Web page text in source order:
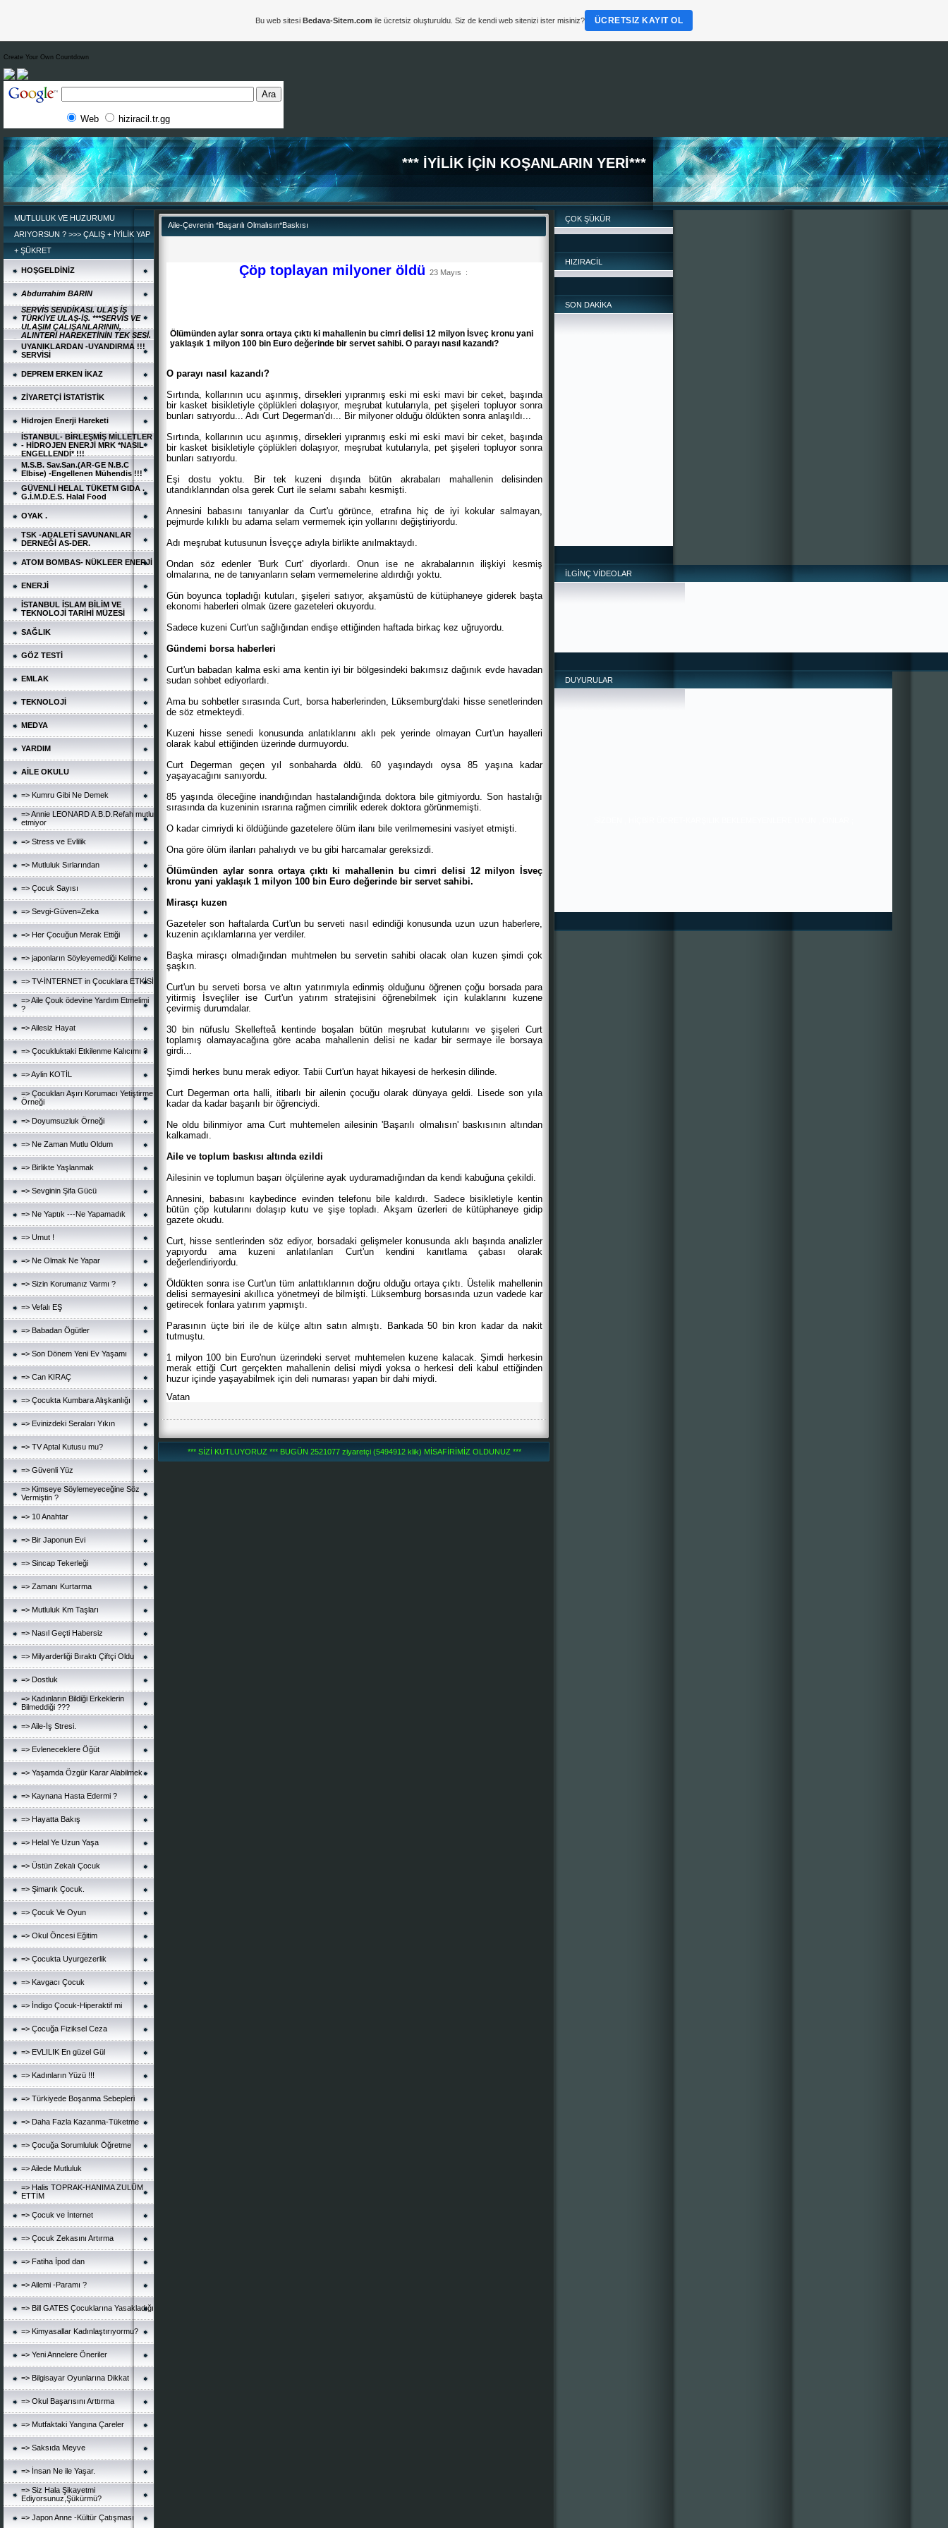
Create Your Own Countdown
Web hiziracil.tr.gg
*** İYİLİK İÇİN KOŞANLARIN YERİ***
MUTLULUK VE HUZURUMU
ARIYORSUN ? >>> ÇALIŞ + İYİLİK YAP
+ ŞÜKRET
HOŞGELDİNİZ
Abdurrahim BARIN
SERVİS SENDİKASI. ULAŞ İŞ
TÜRKİYE ULAŞ-İŞ. ***SERVİS VE
ULAŞIM ÇALIŞANLARININ,
ALINTERİ HAREKETİNİN TEK SESİ.
UYANIKLARDAN -UYANDIRMA !!!
SERVİSİ
DEPREM ERKEN İKAZ
ZİYARETÇİ İSTATİSTİK
Hidrojen Enerji Hareketi
İSTANBUL- BİRLEŞMİŞ MİLLETLER
- HİDROJEN ENERJİ MRK *NASIL
ENGELLENDİ* !!!
M.S.B. Sav.San.(AR-GE N.B.C
Elbise) -Engellenen Mühendis !!!
GÜVENLİ HELAL TÜKETM GIDA .
G.İ.M.D.E.S. Halal Food
OYAK .
TSK -ADALETİ SAVUNANLAR
DERNEĞİ AS-DER.
ATOM BOMBAS- NÜKLEER ENERJİ
ENERJİ
İSTANBUL İSLAM BİLİM VE
TEKNOLOJİ TARİHİ MÜZESİ
SAĞLIK
GÖZ TESTİ
EMLAK
TEKNOLOJİ
MEDYA
YARDIM
AİLE OKULU
=> Kumru Gibi Ne Demek
=> Annie LEONARD A.B.D.Refah mutlu
etmiyor
=> Stress ve Evlilik
=> Mutluluk Sırlarından
=> Çocuk Sayısı
=> Sevgi-Güven=Zeka
=> Her Çocuğun Merak Ettiği
=> japonların Söyleyemediği Kelime
=> TV-İNTERNET in Çocuklara ETKİSİ
=> Aile Çouk ödevine Yardım Etmelimi
?
=> Ailesiz Hayat
=> Çocukluktaki Etkilenme Kalıcımı ?
=> Aylin KOTİL
=> Çocukları Aşırı Korumacı Yetiştirme
Örneği
=> Doyumsuzluk Örneği
=> Ne Zaman Mutlu Oldum
=> Birlikte Yaşlanmak
=> Sevginin Şifa Gücü
=> Ne Yaptık ---Ne Yapamadık
=> Umut !
=> Ne Olmak Ne Yapar
=> Sizin Korumanız Varmı ?
=> Vefalı EŞ
=> Babadan Ögütler
=> Son Dönem Yeni Ev Yaşamı
=> Can KIRAÇ
=> Çocukta Kumbara Alışkanlığı
=> Evinizdeki Seraları Yıkın
=> TV Aptal Kutusu mu?
=> Güvenli Yüz
=> Kimseye Söylemeyeceğine Söz
Vermiştin ?
=> 10 Anahtar
=> Bir Japonun Evi
=> Sincap Tekerleği
=> Zamanı Kurtarma
=> Mutluluk Km Taşları
=> Nasıl Geçti Habersiz
=> Milyarderliği Bıraktı Çiftçi Oldu
=> Dostluk
=> Kadınların Bildiği Erkeklerin
Bilmeddiği ???
=> Aile-İş Stresi.
=> Evleneceklere Öğüt
=> Yaşamda Özgür Karar Alabilmek
=> Kaynana Hasta Edermi ?
=> Hayatta Bakış
=> Helal Ye Uzun Yaşa
=> Üstün Zekalı Çocuk
=> Şimarık Çocuk.
=> Çocuk Ve Oyun
=> Okul Öncesi Eğitim
=> Çocukta Uyurgezerlik
=> Kavgacı Çocuk
=> İndigo Çocuk-Hiperaktif mi
=> Çocuğa Fiziksel Ceza
=> EVLILIK En güzel Gül
=> Kadınların Yüzü !!!
=> Türkiyede Boşanma Sebepleri
=> Daha Fazla Kazanma-Tüketme
=> Çocuğa Sorumluluk Öğretme
=> Ailede Mutluluk
=> Halis TOPRAK-HANIMA ZULÜM
ETTİM
=> Çocuk ve İnternet
=> Çocuk Zekasını Artırma
=> Fatiha İpod dan
=> Ailemi -Paramı ?
=> Bill GATES Çocuklarına Yasakladığı
=> Kimyasallar Kadınlaştırıyormu?
=> Yeni Annelere Öneriler
=> Bilgisayar Oyunlarına Dikkat
=> Okul Başarısını Arttırma
=> Mutfaktaki Yangına Çareler
=> Saksıda Meyve
=> İnsan Ne ile Yaşar.
=> Siz Hala Şikayetmi
Ediyorsunuz,Şükürmü?
=> Japon Anne -Kültür Çatışması
Aile-Çevrenin *Başarılı Olmalısın*Baskısı
Çöp toplayan milyoner öldü 23 Mayıs :
Ölümünden aylar sonra ortaya çıktı ki mahallenin bu cimri delisi 12 milyon İsveç kronu yani
yaklaşık 1 milyon 100 bin Euro değerinde bir servet sahibi. O parayı nasıl kazandı?
O parayı nasıl kazandı?
Sırtında, kollarının ucu aşınmış, dirsekleri yıpranmış eski mi eski mavi bir ceket, başında
bir kasket bisikletiyle çöplükleri dolaşıyor, meşrubat kutularıyla, pet şişeleri topluyor sonra
bunları satıyordu... Adı Curt Degerman'dı... Bir milyoner olduğu öldükten sonra anlaşıldı...
Sırtında, kollarının ucu aşınmış, dirsekleri yıpranmış eski mi eski mavi bir ceket, başında
bir kasket bisikletiyle çöplükleri dolaşıyor, meşrubat kutularıyla, pet şişeleri topluyor sonra
bunları satıyordu.
Eşi dostu yoktu. Bir tek kuzeni dışında bütün akrabaları mahallenin delisinden
utandıklarından olsa gerek Curt ile selamı sabahı kesmişti.
Annesini babasını tanıyanlar da Curt'u görünce, etrafına hiç de iyi kokular salmayan,
pejmurde kılıklı bu adama selam vermemek için yollarını değiştiriyordu.
Adı meşrubat kutusunun İsveççe adıyla birlikte anılmaktaydı.
Ondan söz edenler 'Burk Curt' diyorlardı. Onun ise ne akrabalarının ilişkiyi kesmiş
olmalarına, ne de tanıyanların selam vermemelerine aldırdığı yoktu.
Gün boyunca topladığı kutuları, şişeleri satıyor, akşamüstü de kütüphaneye giderek başta
ekonomi haberleri olmak üzere gazeteleri okuyordu.
Sadece kuzeni Curt'un sağlığından endişe ettiğinden haftada birkaç kez uğruyordu.
Gündemi borsa haberleri
Curt'un babadan kalma eski ama kentin iyi bir bölgesindeki bakımsız dağınık evde havadan
sudan sohbet ediyorlardı.
Ama bu sohbetler sırasında Curt, borsa haberlerinden, Lüksemburg'daki hisse senetlerinden
de söz etmekteydi.
Kuzeni hisse senedi konusunda anlatıklarını aklı pek yerinde olmayan Curt'un hayalleri
olarak kabul ettiğinden üzerinde durmuyordu.
Curt Degerman geçen yıl sonbaharda öldü. 60 yaşındaydı oysa 85 yaşına kadar
yaşayacağını sanıyordu.
85 yaşında öleceğine inandığından hastalandığında doktora bile gitmiyordu. Son hastalığı
sırasında da kuzeninin ısrarına rağmen cimrilik ederek doktora görünmemişti.
O kadar cimriydi ki öldüğünde gazetelere ölüm ilanı bile verilmemesini vasiyet etmişti.
Ona göre ölüm ilanları pahalıydı ve bu gibi harcamalar gereksizdi.
Ölümünden aylar sonra ortaya çıktı ki mahallenin bu cimri delisi 12 milyon İsveç
kronu yani yaklaşık 1 milyon 100 bin Euro değerinde bir servet sahibi.
Mirasçı kuzen
Gazeteler son haftalarda Curt'un bu serveti nasıl edindiği konusunda uzun uzun haberlere,
kuzenin açıklamlarına yer verdiler.
Başka mirasçı olmadığından muhtmelen bu servetin sahibi olacak olan kuzen şimdi çok
şaşkın.
Curt'un bu serveti borsa ve altın yatırımıyla edinmiş olduğunu öğrenen çoğu borsada para
yitirmiş İsveçliler ise Curt'un yatırım stratejisini öğrenebilmek için kulaklarını kuzene
çevirmiş durumdalar.
30 bin nüfuslu Skellefteå kentinde boşalan bütün meşrubat kutularını ve şişeleri Curt
toplamış olamayacağına göre acaba mahallenin delisi ne kadar bir sermaye ile borsaya
girdi...
Şimdi herkes bunu merak ediyor. Tabii Curt'un hayat hikayesi de herkesin dilinde.
Curt Degerman orta halli, itibarlı bir ailenin çocuğu olarak dünyaya geldi. Lisede son yıla
kadar da kadar başarılı bir öğrenciydi.
Ne oldu bilinmiyor ama Curt muhtemelen ailesinin 'Başarılı olmalısın' baskısının altından
kalkamadı.
Aile ve toplum baskısı altında ezildi
Ailesinin ve toplumun başarı ölçülerine ayak uyduramadığından da kendi kabuğuna çekildi.
Annesini, babasını kaybedince evinden telefonu bile kaldırdı. Sadece bisikletiyle kentin
bütün çöp kutularını dolaşıp kutu ve şişe topladı. Akşam üzerleri de kütüphaneye gidip
gazete okudu.
Curt, hisse sentlerinden söz ediyor, borsadaki gelişmeler konusunda aklı başında analizler
yapıyordu ama kuzeni anlatılanları Curt'un kendini kanıtlama çabası olarak
değerlendiriyordu.
Öldükten sonra ise Curt'un tüm anlattıklarının doğru olduğu ortaya çıktı. Üstelik mahellenin
delisi sermayesini akıllıca yönetmeyi de bilmişti. Lüksemburg borsasında uzun vadede kar
getirecek fonlara yatırım yapmıştı.
Parasının üçte biri ile de külçe altın satın almıştı. Bankada 50 bin kron kadar da nakit
tutmuştu.
1 milyon 100 bin Euro'nun üzerindeki servet muhtemelen kuzene kalacak. Şimdi herkesin
merak ettiği Curt gerçekten mahallenin delisi miydi yoksa o herkesi deli kabul ettiğinden
huzur içinde yaşayabilmek için deli numarası yapan bir dahi miydi.
Vatan
*** SİZİ KUTLUYORUZ *** BUGÜN 2521077 ziyaretçi (5494912 klik) MİSAFİRİMİZ OLDUNUZ ***
ÇOK ŞÜKÜR
HIZIRACİL
SON DAKİKA
İLGİNÇ VİDEOLAR
DUYURULAR
Bu web sitesi Bedava-Sitem.com ile ücretsiz oluşturuldu. Siz de kendi web sitenizi ister misiniz? ÜCRETSIZ KAYIT OL